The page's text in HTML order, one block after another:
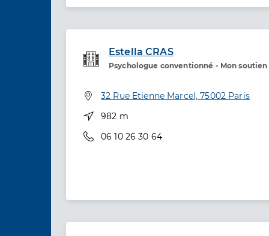
Estella CRAS
Psychologue conventionné - Mon soutien
Etablissement de soins
Adresse
32 Rue Etienne Marcel, 75002 Paris
Distance
982 m
Téléphone
06 10 26 30 64